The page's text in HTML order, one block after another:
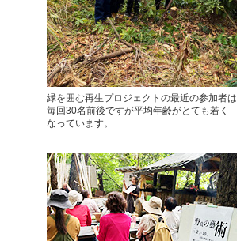
緑を囲む再生プロジェクトの最近の参加者は
毎回30名前後ですが平均年齢がとても若く
なっています。